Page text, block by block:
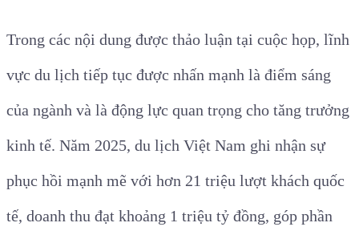
Trong các nội dung được thảo luận tại cuộc họp, lĩnh
vực du lịch tiếp tục được nhấn mạnh là điểm sáng
của ngành và là động lực quan trọng cho tăng trưởng
kinh tế. Năm 2025, du lịch Việt Nam ghi nhận sự
phục hồi mạnh mẽ với hơn 21 triệu lượt khách quốc
tế, doanh thu đạt khoảng 1 triệu tỷ đồng, góp phần